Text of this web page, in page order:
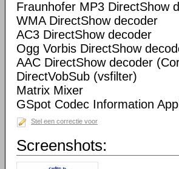
Fraunhofer MP3 DirectShow
WMA DirectShow decoder
AC3 DirectShow decoder
Ogg Vorbis DirectShow
AAC DirectShow decoder
DirectVobSub (vsfilter)
Matrix Mixer
GSpot Codec Information
Stel een correctie voor
Screenshots: